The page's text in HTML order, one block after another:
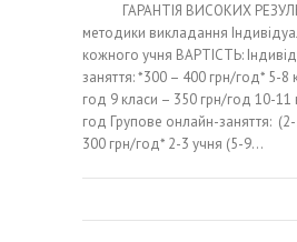
ГАРАНТІЯ ВИСОКИХ
методики викладання
кожного учня ВАРТІСТЬ:
заняття: *300 – 400 грн/год* 5-8
год 9 класи – 350 грн/год 10-11
год Групове онлайн-заняття:
300 грн/год* 2-3 учня (5-9…